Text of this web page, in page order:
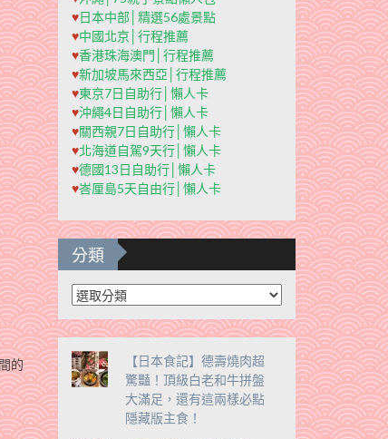
的
♥日本中部│精選56處景點
♥中國北京│行程推薦
♥香港珠海澳門│行程推薦
♥新加坡馬來西亞│行程推薦
♥東京7日自助行│懶人卡
♥沖繩4日自助行│懶人卡
♥關西親7日自助行│懶人卡
♥北海道自駕9天行│懶人卡
♥德國13日自助行│懶人卡
♥峇厘島5天自由行│懶人卡
分類
分
類
【日本食記】德壽燒肉超
驚豔！頂級白老和牛拼盤
大滿足，還有這兩樣必點
隱藏版主食！